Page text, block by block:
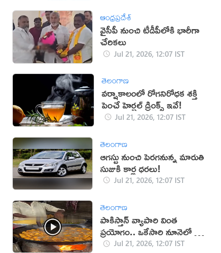
ఆంధ్రప్రదేశ్
వైసీపీ నుంచి టీడీపీలోకి భారీగా
చేరికలు
Jul 21, 2026, 12:07 IST
తెలంగాణ
వర్షాకాలంలో రోగనిరోధక శక్తి
పెంచే హెర్బల్ డ్రింక్స్ ఇవే!
Jul 21, 2026, 12:07 IST
తెలంగాణ
ఆగస్టు నుంచి పెరగనున్న మారుతి
సుజుకి కార్ల ధరలు!
Jul 21, 2026, 12:07 IST
తెలంగాణ
పాకిస్తాన్ వ్యాపారి వింత
ప్రయోగం.. ఒకేసారి నూనెలో టీ,
పకోడీలు!
Jul 21, 2026, 12:07 IST